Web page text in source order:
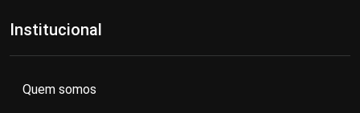
Institucional
Quem somos